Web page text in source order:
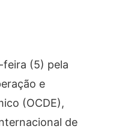
feira (5) pela
e
(OCDE),
de